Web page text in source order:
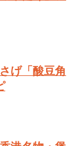
げ「酸豆角